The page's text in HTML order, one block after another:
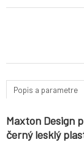
Popis a parametre
Maxton Design
černý lesklý